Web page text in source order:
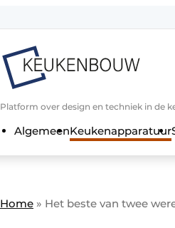
Algemene voorwaarden
Contact
Platform over design en techniek in de
AlgemeenKeukenapparatuur
Home » Het beste van twee